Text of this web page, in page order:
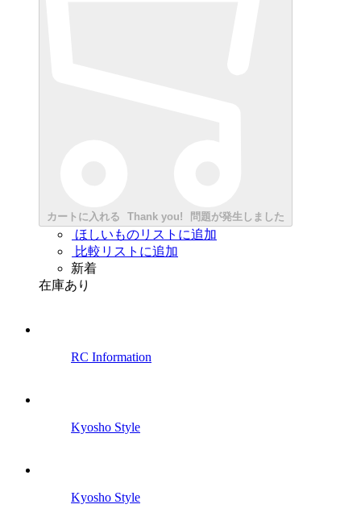
カートに入れる Thank you! 問題が発生しました
ほしいものリストに追加
比較リストに追加
新着
在庫あり
RC Information
Kyosho Style
Kyosho Style